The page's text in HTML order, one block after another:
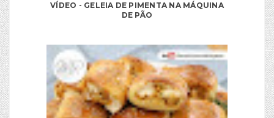
VÍDEO - GELEIA DE PIMENTA NA MÁQUINA
DE PÃO